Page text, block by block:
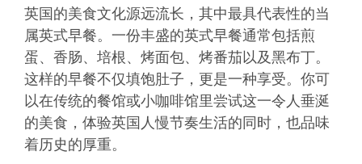
英国的美食文化源远流长，其中最具代表性的当
属英式早餐。一份丰盛的英式早餐通常包括煎
蛋、香肠、培根、烤面包、烤番茄以及黑布丁。
这样的早餐不仅填饱肚子，更是一种享受。你可
以在传统的餐馆或小咖啡馆里尝试这一令人垂涎
的美食，体验英国人慢节奏生活的同时，也品味
着历史的厚重。